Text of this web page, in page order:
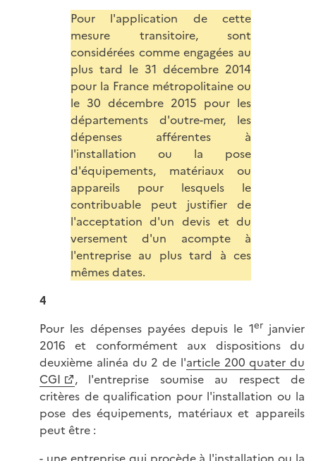
Pour l'application de cette
mesure transitoire, sont
considérées comme engagées au
plus tard le 31 décembre 2014
pour la France métropolitaine ou
le 30 décembre 2015 pour les
départements d'outre-mer, les
dépenses afférentes à
l'installation ou la pose
d'équipements, matériaux ou
appareils pour lesquels le
contribuable peut justifier de
l'acceptation d'un devis et du
versement d'un acompte à
l'entreprise au plus tard à ces
mêmes dates.
4
Pour les dépenses payées depuis le 1erjanvier
2016 et conformément aux dispositions du
deuxième alinéa du 2 de l'article 200 quater du
CGI
, l'entreprise soumise au respect de
critères de qualification pour l'installation ou la
pose des équipements, matériaux et appareils
peut être :